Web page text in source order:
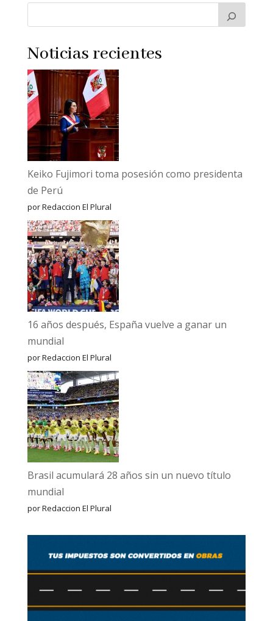
Noticias recientes
Keiko Fujimori toma posesión como presidenta
de Perú
por Redaccion El Plural
16 años después, España vuelve a ganar un
mundial
por Redaccion El Plural
Brasil acumulará 28 años sin un nuevo título
mundial
por Redaccion El Plural